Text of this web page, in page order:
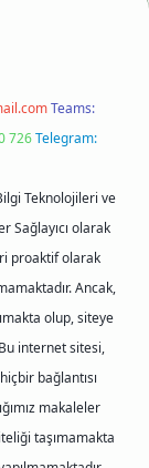
Teams:
726Telegram:
Teknolojileri ve
Sağlayıcı olarak
proaktif olarak
Ancak,
olup, siteye
internet sitesi,
bağlantısı
makaleler
taşımamakta